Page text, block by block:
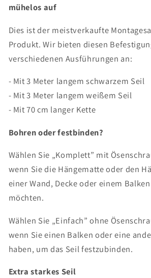
mühelos auf
Dies ist der meistverkaufte
Produkt. Wir bieten diesen
verschiedenen Ausführungen an:
- Mit 3 Meter langem schwarzem Seil
- Mit 3 Meter langem weißem Seil
- Mit 70 cm langer Kette
Bohren oder festbinden?
Wählen Sie „Komplett” mit
wenn Sie die Hängematte oder den
einer Wand, Decke oder einem
möchten.
Wählen Sie „Einfach” ohne
wenn Sie einen Balken oder eine
haben, um das Seil festzubinden.
Extra starkes Seil